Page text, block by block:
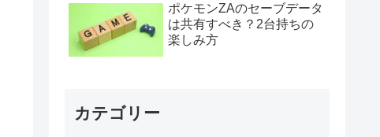
ポケモンZAのセーブデータ
は共有すべき？2台持ちの
楽しみ方
カテゴリー